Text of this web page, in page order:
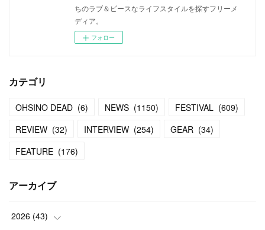
ちのラブ＆ピースなライフスタイルを探すフリーメ
ディア。
フォロー
カテゴリ
OHSINO DEAD (6) NEWS (1150) FESTIVAL (609)
REVIEW (32) INTERVIEW (254) GEAR (34)
FEATURE (176)
アーカイブ
2026 (43)